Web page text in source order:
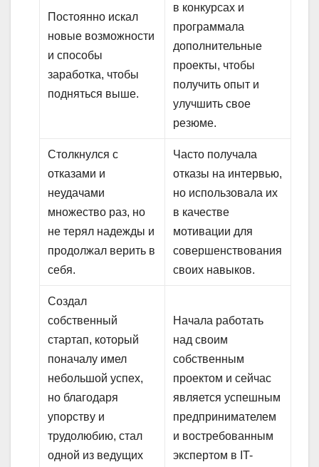
Постоянно искал
новые возможности
и способы
заработка, чтобы
подняться выше.
в конкурсах и
программала
дополнительные
проекты, чтобы
получить опыт и
улучшить свое
резюме.
Столкнулся с
отказами и
неудачами
множество раз, но
не терял надежды и
продолжал верить в
себя.
Часто получала
отказы на интервью,
но использовала их
в качестве
мотивации для
совершенствования
своих навыков.
Создал
собственный
стартап, который
поначалу имел
небольшой успех,
но благодаря
упорству и
трудолюбию, стал
одной из ведущих
Начала работать
над своим
собственным
проектом и сейчас
является успешным
предпринимателем
и востребованным
экспертом в IT-